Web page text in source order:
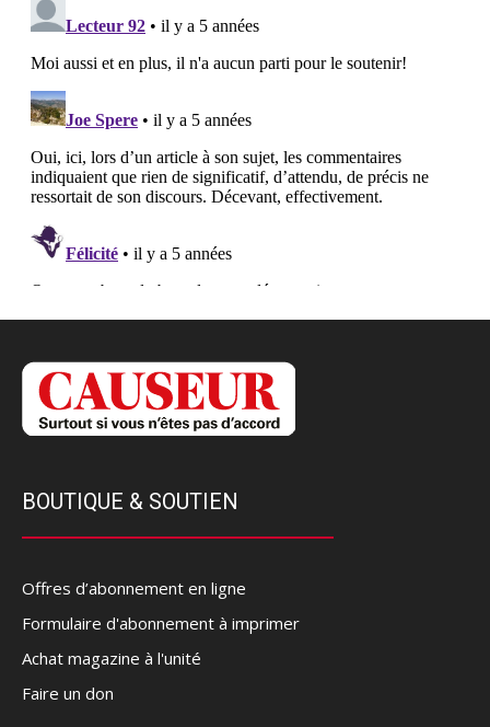
BOUTIQUE & SOUTIEN
Offres d’abonnement en ligne
Formulaire d'abonnement à imprimer
Achat magazine à l'unité
Faire un don